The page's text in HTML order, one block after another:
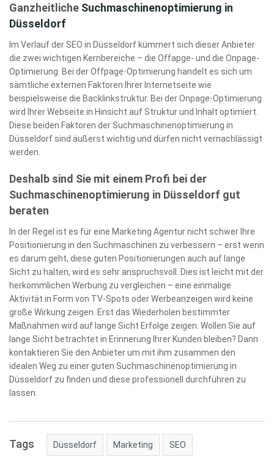
Ganzheitliche Suchmaschinenoptimierung in
Düsseldorf
Im Verlauf der SEO in Düsseldorf kümmert sich dieser Anbieter
die zwei wichtigen Kernbereiche – die Offapge- und die Onpage-
Optimierung. Bei der Offpage-Optimierung handelt es sich um
sämtliche externen Faktoren Ihrer Internetseite wie
beispielsweise die Backlinkstruktur. Bei der Onpage-Optimierung
wird Ihrer Webseite in Hinsicht auf Struktur und Inhalt optimiert.
Diese beiden Faktoren der Suchmaschinenoptimierung in
Düsseldorf sind äußerst wichtig und dürfen nicht vernachlässigt
werden.
Deshalb sind Sie mit einem Profi bei der
Suchmaschinenoptimierung in Düsseldorf gut
beraten
In der Regel ist es für eine Marketing Agentur nicht schwer Ihre
Positionierung in den Suchmaschinen zu verbessern – erst wenn
es darum geht, diese guten Positionierungen auch auf lange
Sicht zu halten, wird es sehr anspruchsvoll. Dies ist leicht mit der
herkömmlichen Werbung zu vergleichen – eine einmalige
Aktivität in Form von TV-Spots oder Werbeanzeigen wird keine
große Wirkung zeigen. Erst das Wiederholen bestimmter
Maßnahmen wird auf lange Sicht Erfolge zeigen. Wollen Sie auf
lange Sicht betrachtet in Erinnerung Ihrer Kunden bleiben? Dann
kontaktieren Sie den Anbieter um mit ihm zusammen den
idealen Weg zu einer guten Suchmaschinenoptimierung in
Düsseldorf zu finden und diese professionell durchführen zu
lassen.
Tags Düsseldorf Marketing SEO